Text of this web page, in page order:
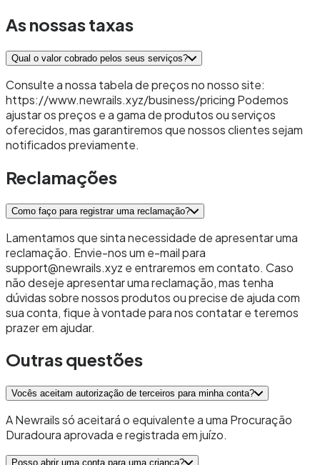
As nossas taxas
Qual o valor cobrado pelos seus serviços?
Consulte a nossa tabela de preços no nosso site:
https://www.newrails.xyz/business/pricing Podemos
ajustar os preços e a gama de produtos ou serviços
oferecidos, mas garantiremos que nossos clientes sejam
notificados previamente.
Reclamações
Como faço para registrar uma reclamação?
Lamentamos que sinta necessidade de apresentar uma
reclamação. Envie-nos um e-mail para
support@newrails.xyz e entraremos em contato. Caso
não deseje apresentar uma reclamação, mas tenha
dúvidas sobre nossos produtos ou precise de ajuda com
sua conta, fique à vontade para nos contatar e teremos
prazer em ajudar.
Outras questões
Vocês aceitam autorização de terceiros para minha conta?
A Newrails só aceitará o equivalente a uma Procuração
Duradoura aprovada e registrada em juízo.
Posso abrir uma conta para uma criança?